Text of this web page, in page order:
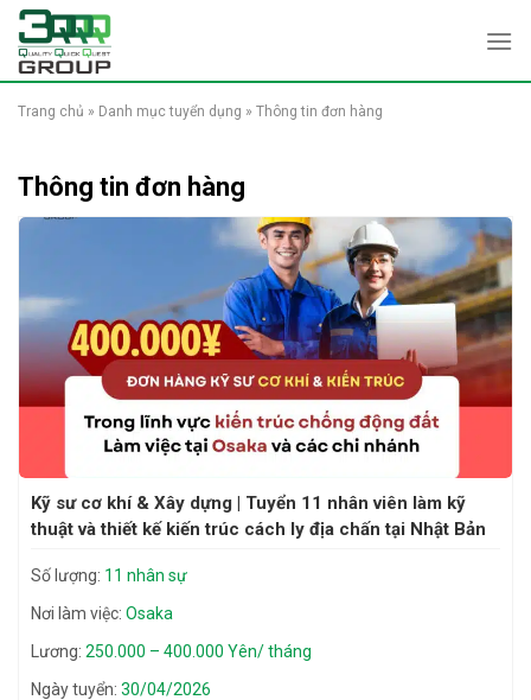
Skip
content
Trang chủ » Danh mục tuyển dụng » Thông tin đơn hàng
Thông tin đơn hàng
Kỹ sư cơ khí & Xây dựng | Tuyển 11 nhân viên làm kỹ
thuật và thiết kế kiến trúc cách ly địa chấn tại Nhật Bản
Số lượng: 11 nhân sự
Nơi làm việc: Osaka
Lương: 250.000 – 400.000 Yên/ tháng
Ngày tuyển: 30/04/2026